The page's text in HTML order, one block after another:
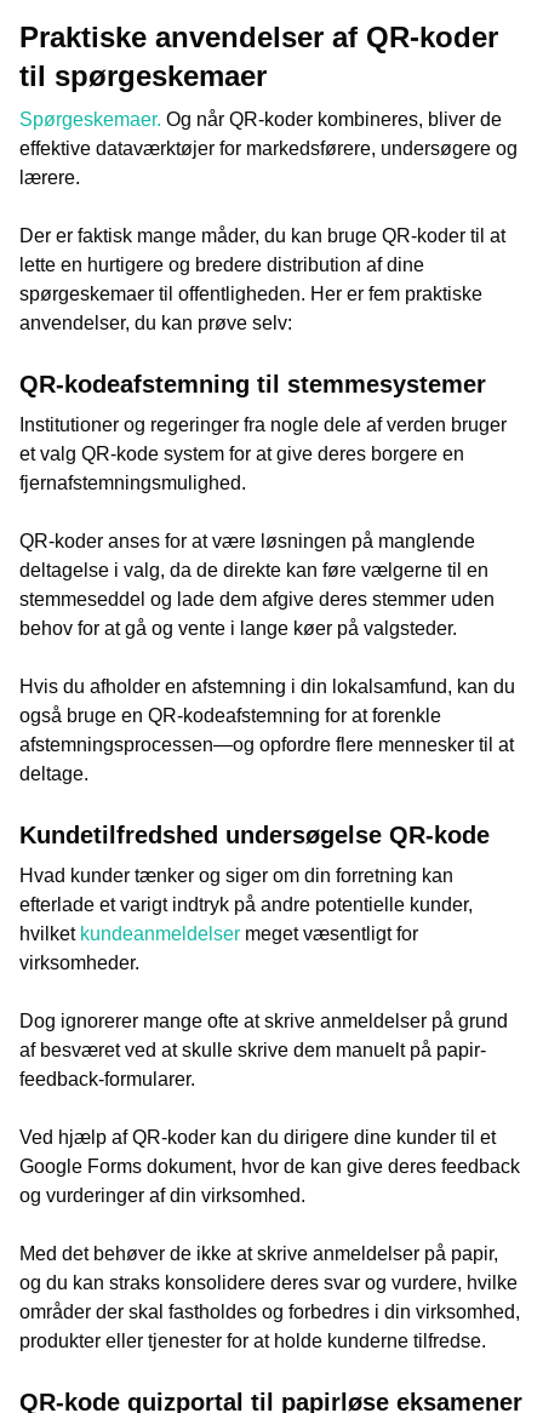
Praktiske anvendelser af QR-koder
til spørgeskemaer
Spørgeskemaer. Og når QR-koder kombineres, bliver de
effektive dataværktøjer for markedsførere, undersøgere og
lærere.
Der er faktisk mange måder, du kan bruge QR-koder til at
lette en hurtigere og bredere distribution af dine
spørgeskemaer til offentligheden. Her er fem praktiske
anvendelser, du kan prøve selv:
QR-kodeafstemning til stemmesystemer
Institutioner og regeringer fra nogle dele af verden bruger
et valg QR-kode system for at give deres borgere en
fjernafstemningsmulighed.
QR-koder anses for at være løsningen på manglende
deltagelse i valg, da de direkte kan føre vælgerne til en
stemmeseddel og lade dem afgive deres stemmer uden
behov for at gå og vente i lange køer på valgsteder.
Hvis du afholder en afstemning i din lokalsamfund, kan du
også bruge en QR-kodeafstemning for at forenkle
afstemningsprocessen—og opfordre flere mennesker til at
deltage.
Kundetilfredshed undersøgelse QR-kode
Hvad kunder tænker og siger om din forretning kan
efterlade et varigt indtryk på andre potentielle kunder,
hvilket kundeanmeldelser meget væsentligt for
virksomheder.
Dog ignorerer mange ofte at skrive anmeldelser på grund
af besværet ved at skulle skrive dem manuelt på papir-
feedback-formularer.
Ved hjælp af QR-koder kan du dirigere dine kunder til et
Google Forms dokument, hvor de kan give deres feedback
og vurderinger af din virksomhed.
Med det behøver de ikke at skrive anmeldelser på papir,
og du kan straks konsolidere deres svar og vurdere, hvilke
områder der skal fastholdes og forbedres i din virksomhed,
produkter eller tjenester for at holde kunderne tilfredse.
QR-kode quizportal til papirløse eksamener